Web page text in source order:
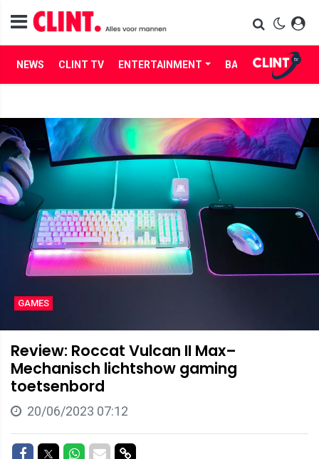
NEWS CLINT TV ENTERTAINMENT BABES LIFE
GAMES
Review: Roccat Vulcan II Max–
Mechanisch lichtshow gaming
toetsenbord
20/06/2023 07:12
Delen op Facebook
Delen op Twitter
Delen op Whatsapp
Delen via Mail
Delen via link